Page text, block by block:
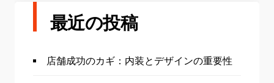
最近の投稿
店舗成功のカギ：内装とデザインの重要性